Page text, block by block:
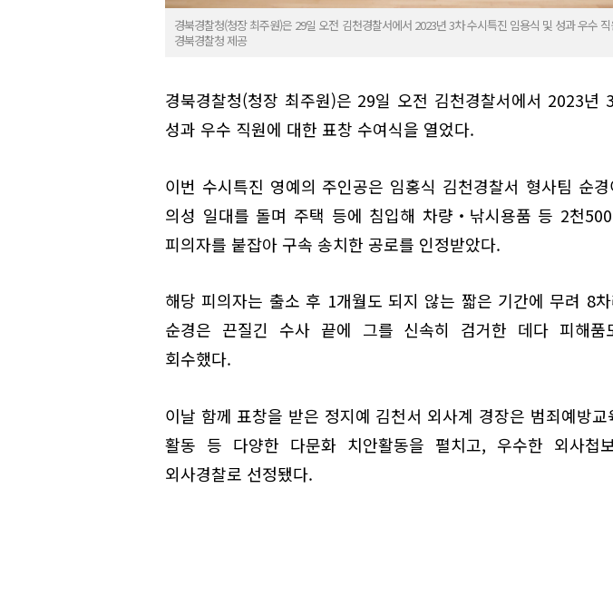
경북경찰청(청장 최주원)은 29일 오전 김천경찰서에서 2023년 3차 수시특진 임용식 및 성과 우수
경북경찰청 제공
경북경찰청(청장 최주원)은 29일 오전 김천경찰서에서 2023년
성과 우수 직원에 대한 표창 수여식을 열었다.
이번 수시특진 영예의 주인공은 임홍식 김천경찰서 형사팀 순
의성 일대를 돌며 주택 등에 침입해 차량‧낚시용품 등 2천
피의자를 붙잡아 구속 송치한 공로를 인정받았다.
해당 피의자는 출소 후 1개월도 되지 않는 짧은 기간에 무려 8
순경은 끈질긴 수사 끝에 그를 신속히 검거한 데다 피해품
회수했다.
이날 함께 표창을 받은 정지예 김천서 외사계 경장은 범죄예방
활동 등 다양한 다문화 치안활동을 펼치고, 우수한 외사첩
외사경찰로 선정됐다.